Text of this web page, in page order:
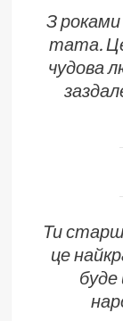
З
тата.
чудова
Ти
це
буде